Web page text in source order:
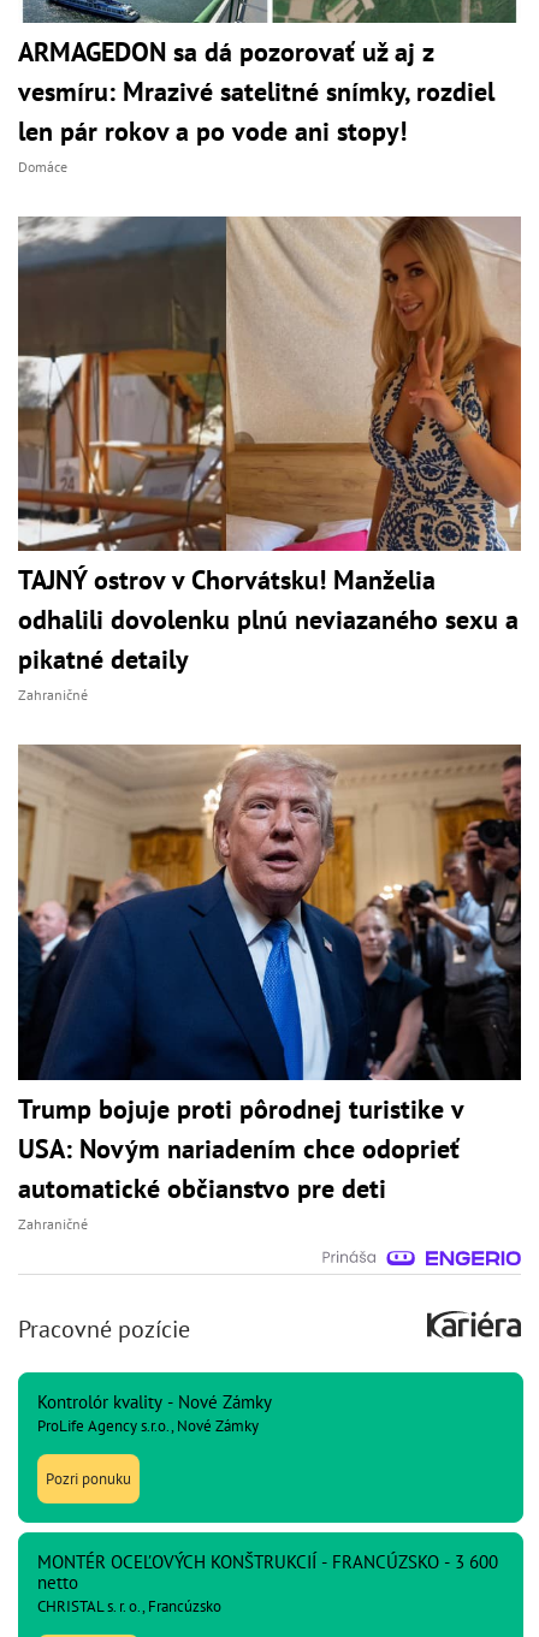
ARMAGEDON sa dá pozorovať už aj z
vesmíru: Mrazivé satelitné snímky, rozdiel
len pár rokov a po vode ani stopy!
Domáce
TAJNÝ ostrov v Chorvátsku! Manželia
odhalili dovolenku plnú neviazaného sexu a
pikatné detaily
Zahraničné
Trump bojuje proti pôrodnej turistike v
USA: Novým nariadením chce odoprieť
automatické občianstvo pre deti
Zahraničné
Pracovné pozície
Kontrolór kvality - Nové Zámky
ProLife Agency s.r.o., Nové Zámky
Pozri ponuku
MONTÉR OCEĽOVÝCH KONŠTRUKCIÍ - FRANCÚZSKO - 3 600
netto
CHRISTAL s. r. o., Francúzsko